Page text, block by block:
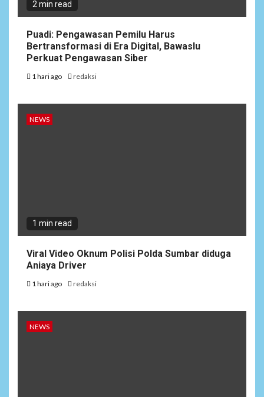
2 min read
Puadi: Pengawasan Pemilu Harus
Bertransformasi di Era Digital, Bawaslu
Perkuat Pengawasan Siber
1 hari ago redaksi
NEWS
1 min read
Viral Video Oknum Polisi Polda Sumbar diduga
Aniaya Driver
1 hari ago redaksi
NEWS